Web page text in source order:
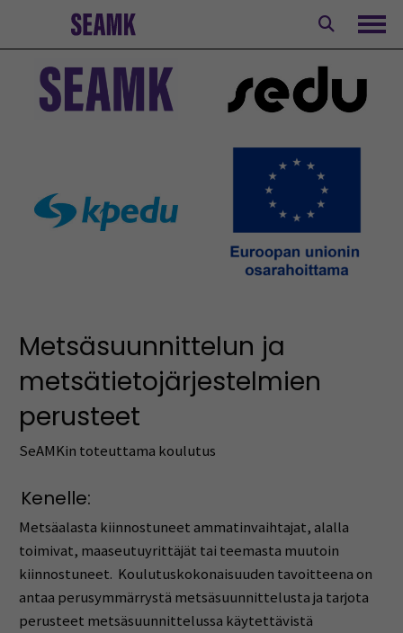
Metsäsuunnittelun ja
metsätietojärjestelmien
perusteet
SeAMKin toteuttama koulutus
Kenelle:
Metsäalasta kiinnostuneet ammatinvaihtajat, alalla
toimivat, maaseutuyrittäjät tai teemasta muutoin
kiinnostuneet. Koulutuskokonaisuuden tavoitteena on
antaa perusymmärrystä metsäsuunnittelusta ja tarjota
perusteet metsäsuunnittelussa käytettävistä